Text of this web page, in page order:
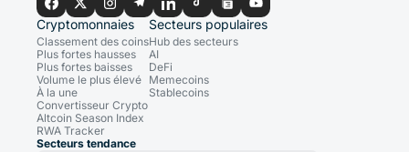
Cryptomonnaies
Classement des coins
Plus fortes hausses
Plus fortes baisses
Volume le plus élevé
À la une
Convertisseur Crypto
Altcoin Season Index
RWA Tracker
Secteurs populaires
Hub des secteurs
AI
DeFi
Memecoins
Stablecoins
Secteurs tendance